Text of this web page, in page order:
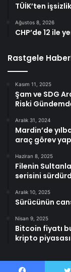
TÜİK’ten
Ağustos 8, 2026
CHP’de 12 ile
Rastgele
Kasım 11, 2025
Şam ve SDG
Riski
Aralık 31, 2024
Mardin’de
araç görev
Haziran 8, 2025
Filenin
serisini
Aralık 10, 2025
Sürücünün
Nisan 9, 2025
Bitcoin fiyatı
kripto